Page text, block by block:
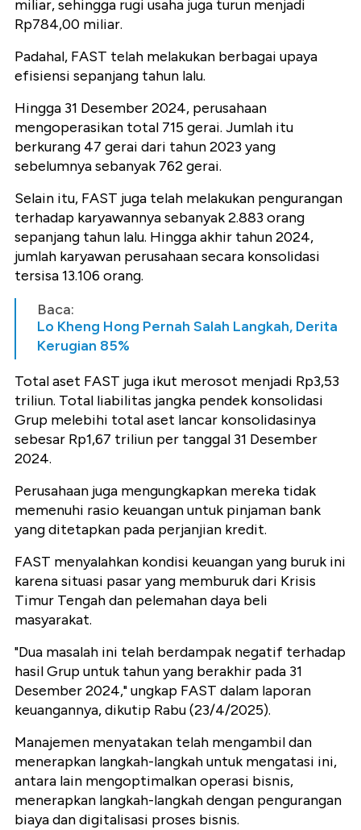
miliar, sehingga rugi usaha juga turun menjadi
Rp784,00 miliar.
Padahal, FAST telah melakukan berbagai upaya
efisiensi sepanjang tahun lalu.
Hingga 31 Desember 2024, perusahaan
mengoperasikan total 715 gerai. Jumlah itu
berkurang 47 gerai dari tahun 2023 yang
sebelumnya sebanyak 762 gerai.
Selain itu, FAST juga telah melakukan pengurangan
terhadap karyawannya sebanyak 2.883 orang
sepanjang tahun lalu. Hingga akhir tahun 2024,
jumlah karyawan perusahaan secara konsolidasi
tersisa 13.106 orang.
Baca:
Lo Kheng Hong Pernah Salah Langkah, Derita
Kerugian 85%
Total aset FAST juga ikut merosot menjadi Rp3,53
triliun. Total liabilitas jangka pendek konsolidasi
Grup melebihi total aset lancar konsolidasinya
sebesar Rp1,67 triliun per tanggal 31 Desember
2024.
Perusahaan juga mengungkapkan mereka tidak
memenuhi rasio keuangan untuk pinjaman bank
yang ditetapkan pada perjanjian kredit.
FAST menyalahkan kondisi keuangan yang buruk ini
karena situasi pasar yang memburuk dari Krisis
Timur Tengah dan pelemahan daya beli
masyarakat.
"Dua masalah ini telah berdampak negatif terhadap
hasil Grup untuk tahun yang berakhir pada 31
Desember 2024," ungkap FAST dalam laporan
keuangannya, dikutip Rabu (23/4/2025).
Manajemen menyatakan telah mengambil dan
menerapkan langkah-langkah untuk mengatasi ini,
antara lain mengoptimalkan operasi bisnis,
menerapkan langkah-langkah dengan pengurangan
biaya dan digitalisasi proses bisnis.